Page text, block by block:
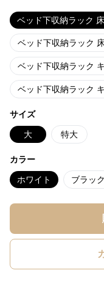
ベッド下収納ラック
ベッド下収納ラック
ベッド下収納ラック
ベッド下収納ラック
サイズ
大 特大
カラー
ホワイト ブラック